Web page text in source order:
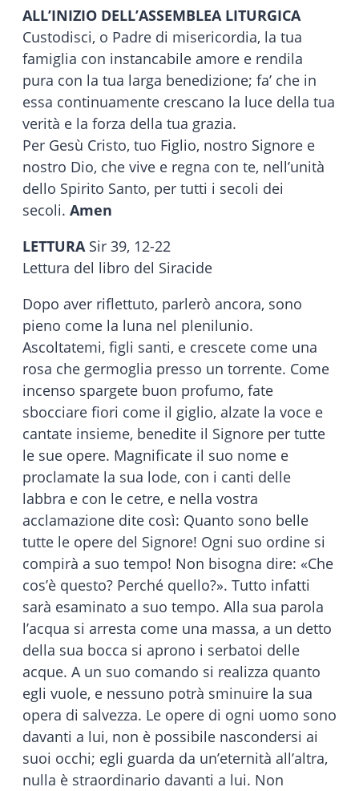
ALL’INIZIO DELL’ASSEMBLEA LITURGICA
Custodisci, o Padre di misericordia, la tua
famiglia con instancabile amore e rendila
pura con la tua larga benedizione; fa’ che in
essa continuamente crescano la luce della tua
verità e la forza della tua grazia.
Per Gesù Cristo, tuo Figlio, nostro Signore e
nostro Dio, che vive e regna con te, nell’unità
dello Spirito Santo, per tutti i secoli dei
secoli. Amen
LETTURASir 39, 12-22
Lettura del libro del Siracide
Dopo aver riflettuto, parlerò ancora, sono
pieno come la luna nel plenilunio.
Ascoltatemi, figli santi, e crescete come una
rosa che germoglia presso un torrente. Come
incenso spargete buon profumo, fate
sbocciare fiori come il giglio, alzate la voce e
cantate insieme, benedite il Signore per tutte
le sue opere. Magnificate il suo nome e
proclamate la sua lode, con i canti delle
labbra e con le cetre, e nella vostra
acclamazione dite così: Quanto sono belle
tutte le opere del Signore! Ogni suo ordine si
compirà a suo tempo! Non bisogna dire: «Che
cos’è questo? Perché quello?». Tutto infatti
sarà esaminato a suo tempo. Alla sua parola
l’acqua si arresta come una massa, a un detto
della sua bocca si aprono i serbatoi delle
acque. A un suo comando si realizza quanto
egli vuole, e nessuno potrà sminuire la sua
opera di salvezza. Le opere di ogni uomo sono
davanti a lui, non è possibile nascondersi ai
suoi occhi; egli guarda da un’eternità all’altra,
nulla è straordinario davanti a lui. Non